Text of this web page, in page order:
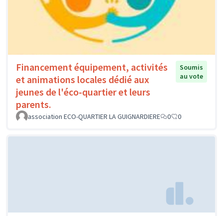
Financement équipement, activités
et animations locales dédié aux
jeunes de l'éco-quartier et leurs
parents.
Soumis
au vote
association ECO-QUARTIER LA GUIGNARDIERE 0 0